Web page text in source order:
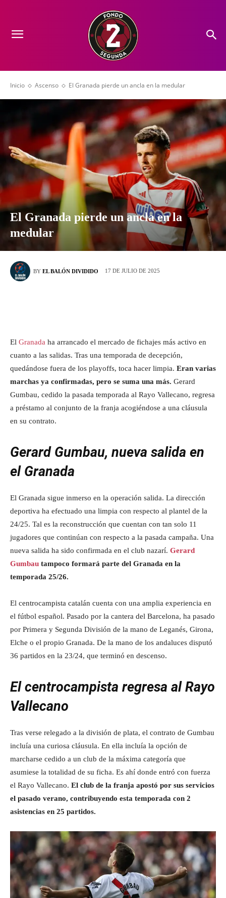
Inicio Ascenso El Granada pierde un ancla en la medular
El Granada pierde un ancla en la
medular
BY EL BALÓN DIVIDIDO 17 DE JULIO DE 2025
El Granada ha arrancado el mercado de fichajes más activo en
cuanto a las salidas. Tras una temporada de decepción,
quedándose fuera de los playoffs, toca hacer limpia. Eran varias
marchas ya confirmadas, pero se suma una más. Gerard
Gumbau, cedido la pasada temporada al Rayo Vallecano, regresa
a préstamo al conjunto de la franja acogiéndose a una cláusula
en su contrato.
Gerard Gumbau, nueva salida en
el Granada
El Granada sigue inmerso en la operación salida. La dirección
deportiva ha efectuado una limpia con respecto al plantel de la
24/25. Tal es la reconstrucción que cuentan con tan solo 11
jugadores que continúan con respecto a la pasada campaña. Una
nueva salida ha sido confirmada en el club nazarí. Gerard
Gumbau tampoco formará parte del Granada en la
temporada 25/26.
El centrocampista catalán cuenta con una amplia experiencia en
el fútbol español. Pasado por la cantera del Barcelona, ha pasado
por Primera y Segunda División de la mano de Leganés, Girona,
Elche o el propio Granada. De la mano de los andaluces disputó
36 partidos en la 23/24, que terminó en descenso.
El centrocampista regresa al Rayo
Vallecano
Tras verse relegado a la división de plata, el contrato de Gumbau
incluía una curiosa cláusula. En ella incluía la opción de
marcharse cedido a un club de la máxima categoría que
asumiese la totalidad de su ficha. Es ahí donde entró con fuerza
el Rayo Vallecano. El club de la franja apostó por sus servicios
el pasado verano, contribuyendo esta temporada con 2
asistencias en 25 partidos.